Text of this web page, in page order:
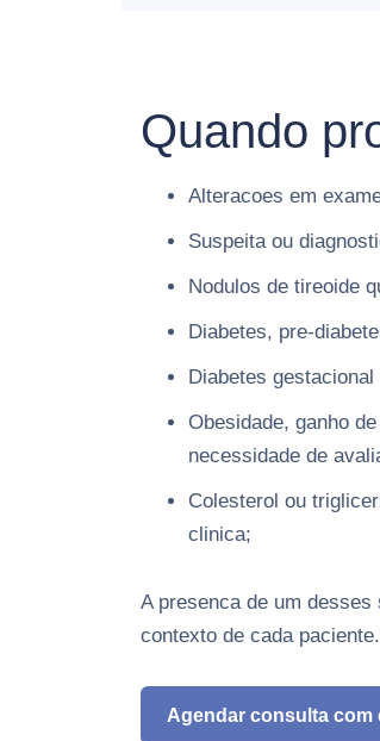
Quando
Alteracoes em
Suspeita ou
Nodulos de tireoide
Diabetes, pre-
Diabetes
Obesidade, ganho
necessidade de
Colesterol ou
clinica;
A presenca de um
contexto de cada paciente.
Agendar consulta